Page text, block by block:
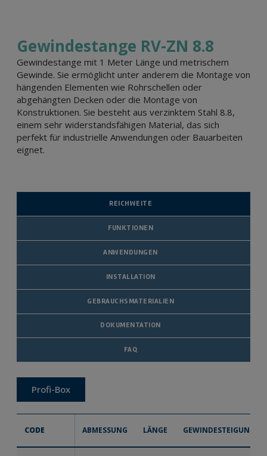
Gewindestange RV-ZN 8.8
Gewindestange mit 1 Meter Länge und metrischem
Gewinde. Sie ermöglicht unter anderem die Montage von
hängenden Elementen wie Rohrschellen oder
abgehängten Decken oder die Montage von
Konstruktionen. Sie besteht aus verzinktem Stahl 8.8,
einem sehr widerstandsfähigen Material, das sich
perfekt für industrielle Anwendungen oder Bauarbeiten
eignet.
REICHWEITE
FUNKTIONEN
ANWENDUNGEN
INSTALLATION
GEBRAUCHSMATERIALIEN
DOKUMENTATION
FAQ
Profi-Box
CODE ABMESSUNG LÄNGE GEWINDESTEIGUNG